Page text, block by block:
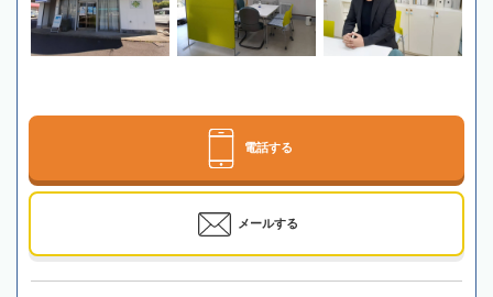
電話する
メールする